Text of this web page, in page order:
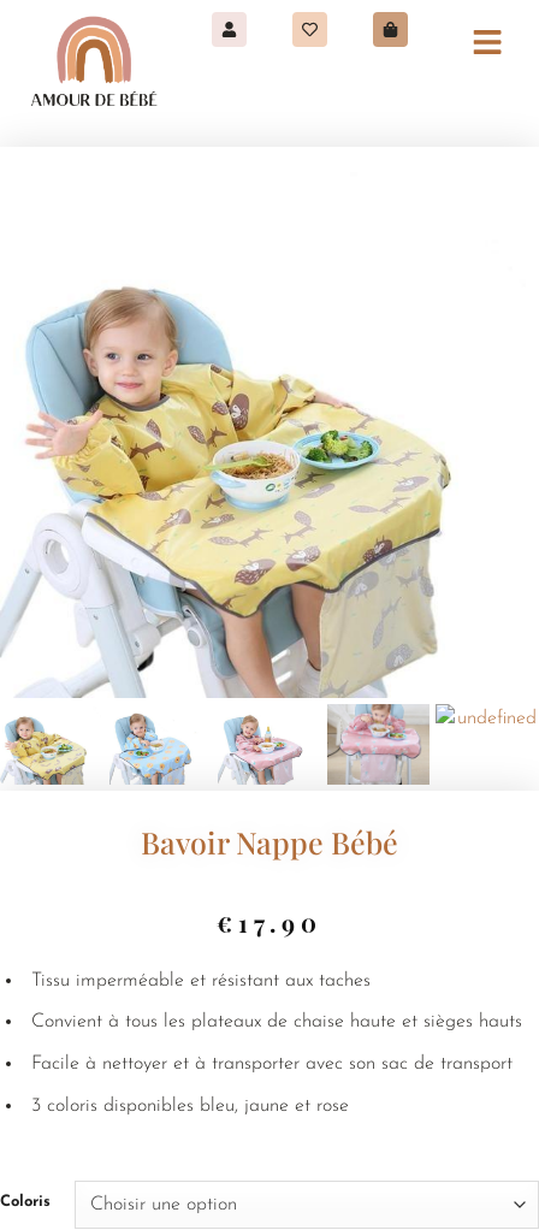
Bavoir Nappe Bébé
€ 17.90
Tissu imperméable et résistant aux taches
Convient à tous les plateaux de chaise haute et sièges hauts
Facile à nettoyer et à transporter avec son sac de transport
3 coloris disponibles bleu, jaune et rose
Coloris